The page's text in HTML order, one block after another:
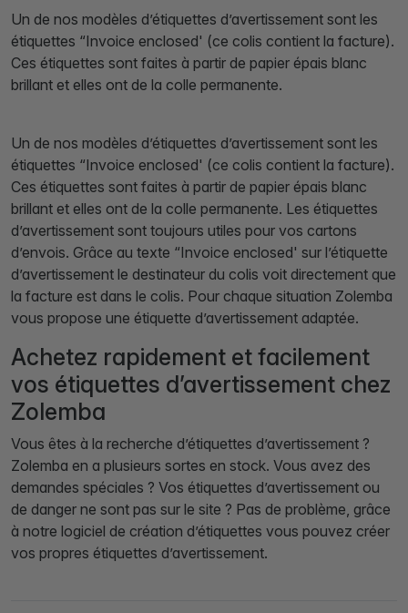
Un de nos modèles d’étiquettes d’avertissement sont les
étiquettes “Invoice enclosed' (ce colis contient la facture).
Ces étiquettes sont faites à partir de papier épais blanc
brillant et elles ont de la colle permanente.
Un de nos modèles d’étiquettes d’avertissement sont les
étiquettes “Invoice enclosed' (ce colis contient la facture).
Ces étiquettes sont faites à partir de papier épais blanc
brillant et elles ont de la colle permanente. Les étiquettes
d’avertissement sont toujours utiles pour vos cartons
d’envois. Grâce au texte “Invoice enclosed' sur l’étiquette
d’avertissement le destinateur du colis voit directement que
la facture est dans le colis. Pour chaque situation Zolemba
vous propose une étiquette d’avertissement adaptée.
Achetez rapidement et facilement
vos étiquettes d’avertissement chez
Zolemba
Vous êtes à la recherche d’étiquettes d’avertissement ?
Zolemba en a plusieurs sortes en stock. Vous avez des
demandes spéciales ? Vos étiquettes d’avertissement ou
de danger ne sont pas sur le site ? Pas de problème, grâce
à notre logiciel de création d’étiquettes vous pouvez créer
vos propres étiquettes d’avertissement.